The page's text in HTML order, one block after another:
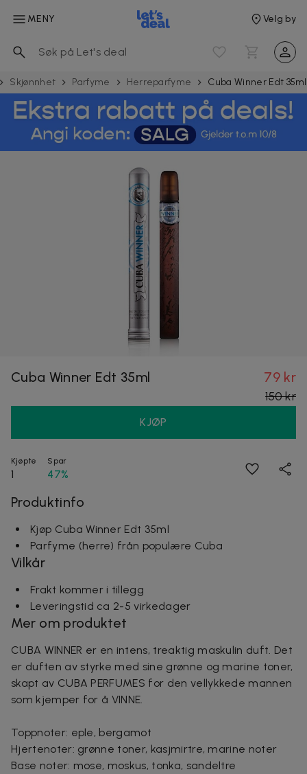
MENY Velg by
Skjønnhet Parfyme Herreparfyme Cuba Winner Edt 35ml
Cuba Winner Edt 35ml 79 kr
150 kr
KJØP
Kjøpte
1
Spar
47%
Produktinfo
Kjøp Cuba Winner Edt 35ml
Parfyme (herre) från populære Cuba
Vilkår
Frakt kommer i tillegg
Leveringstid ca 2-5 virkedager
Mer om produktet
CUBA WINNER er en intens, treaktig maskulin duft. Det
er duften av styrke med sine grønne og marine toner,
skapt av CUBA PERFUMES for den vellykkede mannen
som kjemper for å VINNE.
Toppnoter: eple, bergamot
Hjertenoter: grønne toner, kasjmirtre, marine noter
Base noter: mose, moskus, tonka, sandeltre